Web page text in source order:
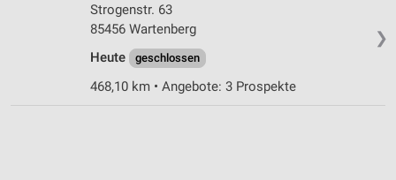
❯
Strogenstr. 63
85456 Wartenberg
Heute
geschlossen
468,10 km • Angebote: 3 Prospekte